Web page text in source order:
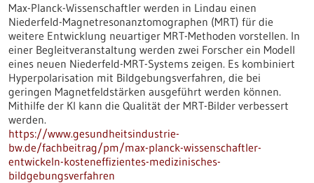
Max-Planck-Wissenschaftler werden in Lindau einen
Niederfeld-Magnetresonanztomographen (MRT) für die
weitere Entwicklung neuartiger MRT-Methoden vorstellen. In
einer Begleitveranstaltung werden zwei Forscher ein Modell
eines neuen Niederfeld-MRT-Systems zeigen. Es kombiniert
Hyperpolarisation mit Bildgebungsverfahren, die bei
geringen Magnetfeldstärken ausgeführt werden können.
Mithilfe der KI kann die Qualität der MRT-Bilder verbessert
werden.
https://www.gesundheitsindustrie-
bw.de/fachbeitrag/pm/max-planck-wissenschaftler-
entwickeln-kosteneffizientes-medizinisches-
bildgebungsverfahren